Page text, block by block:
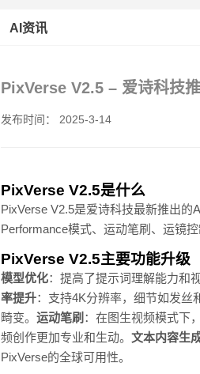
AI资讯
PixVerse V2.5 – 爱诗科技
发布时间： 2025-3-14
PixVerse V2.5是什么
PixVerse V2.5是爱诗科技最新推出
Performance模式、运动笔刷、运镜
PixVerse V2.5主要功能升级
模型优化：提高了提示词理解能力和
率提升：支持4K分辨率，细节如发丝
畸变。 运动笔刷 ：在图生视频模式下
频创作更加专业和生动。 文本内容生
PixVerse的全球可用性。